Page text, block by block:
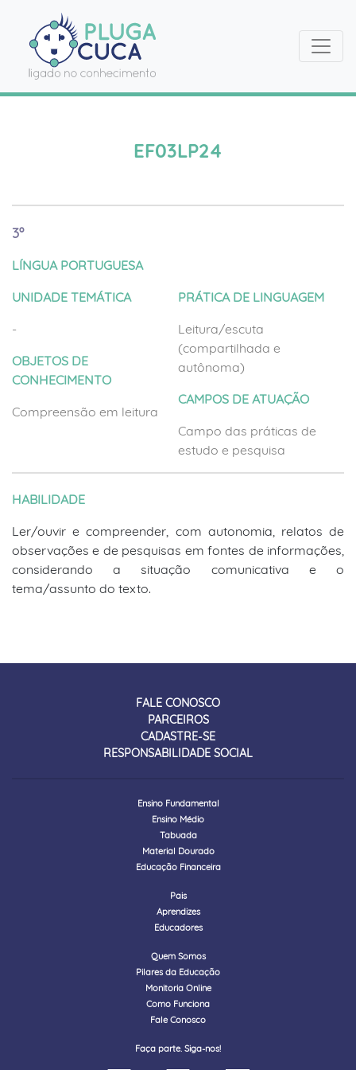
EF03LP24
3º
LÍNGUA PORTUGUESA
UNIDADE TEMÁTICA
-
OBJETOS DE
CONHECIMENTO
Compreensão em leitura
PRÁTICA DE LINGUAGEM
Leitura/escuta
(compartilhada e
autônoma)
CAMPOS DE ATUAÇÃO
Campo das práticas de
estudo e pesquisa
HABILIDADE
Ler/ouvir e compreender, com autonomia, relatos de
observações e de pesquisas em fontes de informações,
considerando a situação comunicativa e o
tema/assunto do texto.
FALE CONOSCO
PARCEIROS
CADASTRE-SE
RESPONSABILIDADE SOCIAL
Ensino Fundamental
Ensino Médio
Tabuada
Material Dourado
Educação Financeira
Pais
Aprendizes
Educadores
Quem Somos
Pilares da Educação
Monitoria Online
Como Funciona
Fale Conosco
Faça parte. Siga-nos!